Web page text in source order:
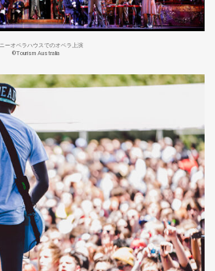
ーオペラハウスでのオペラ 上演
©Tourism Australia